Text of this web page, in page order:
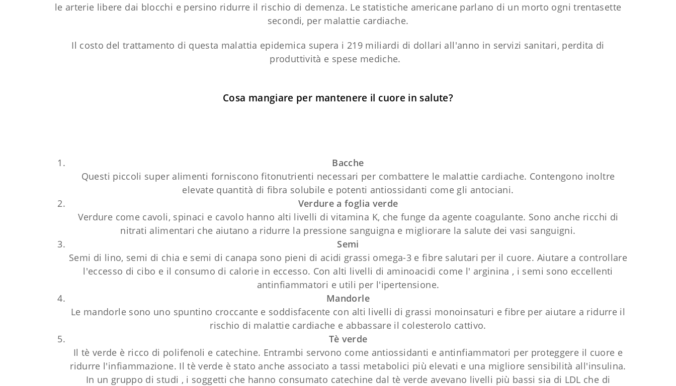
le arterie libere dai blocchi e persino ridurre il rischio di demenza. Le statistiche americane parlano di un morto ogni trentasette
secondi, per malattie cardiache.
Il costo del trattamento di questa malattia epidemica supera i 219 miliardi di dollari all'anno in servizi sanitari, perdita di
produttività e spese mediche.
Cosa mangiare per mantenere il cuore in salute?
Bacche
Questi piccoli super alimenti forniscono fitonutrienti necessari per combattere le malattie cardiache. Contengono inoltre
elevate quantità di fibra solubile e potenti antiossidanti come gli antociani.
Verdure a foglia verde
Verdure come cavoli, spinaci e cavolo hanno alti livelli di vitamina K, che funge da agente coagulante. Sono anche ricchi di
nitrati alimentari che aiutano a ridurre la pressione sanguigna e migliorare la salute dei vasi sanguigni.
Semi
Semi di lino, semi di chia e semi di canapa sono pieni di acidi grassi omega-3 e fibre salutari per il cuore. Aiutare a controllare
l'eccesso di cibo e il consumo di calorie in eccesso. Con alti livelli di aminoacidi come l' arginina , i semi sono eccellenti
antinfiammatori e utili per l'ipertensione.
Mandorle
Le mandorle sono uno spuntino croccante e soddisfacente con alti livelli di grassi monoinsaturi e fibre per aiutare a ridurre il
rischio di malattie cardiache e abbassare il colesterolo cattivo.
Tè verde
Il tè verde è ricco di polifenoli e catechine. Entrambi servono come antiossidanti e antinfiammatori per proteggere il cuore e
ridurre l'infiammazione. Il tè verde è stato anche associato a tassi metabolici più elevati e una migliore sensibilità all'insulina.
In un gruppo di studi , i soggetti che hanno consumato catechine dal tè verde avevano livelli più bassi sia di LDL che di